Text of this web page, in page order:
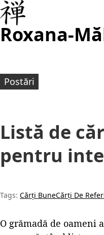
Roxana-
Postări
Listă de
pentru
Tags: Cărți BuneCărți De
O grămadă de oameni